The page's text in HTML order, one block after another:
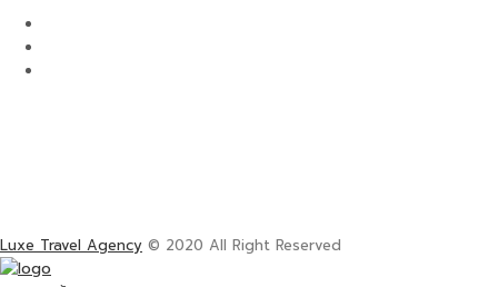
Luxe Travel Agency © 2020 All Right Reserved